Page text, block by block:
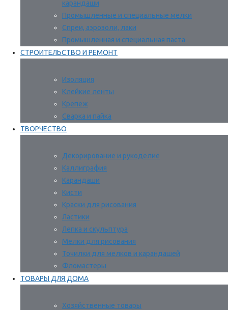
карандаши
Промышленные и специальные мелки
Спреи, аэрозоли, лаки
Промышленная и специальная паста
СТРОИТЕЛЬСТВО И РЕМОНТ
Изоляция
Клейкие ленты
Крепеж
Сварка и пайка
ТВОРЧЕСТВО
Декорирование и рукоделие
Каллиграфия
Карандаши
Кисти
Краски для рисования
Ластики
Лепка и скульптура
Мелки для рисования
Точилки для мелков и карандашей
Фломастеры
ТОВАРЫ ДЛЯ ДОМА
Хозяйственные товары